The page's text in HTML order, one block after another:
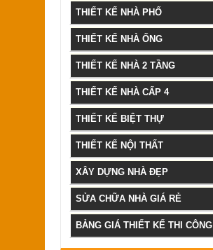
THIẾT KẾ NHÀ PHỐ
THIẾT KẾ NHÀ ỐNG
THIẾT KẾ NHÀ 2 TẦNG
THIẾT KẾ NHÀ CẤP 4
THIẾT KẾ BIỆT THỰ
THIẾT KẾ NỘI THẤT
XÂY DỰNG NHÀ ĐẸP
SỬA CHỮA NHÀ GIÁ RẺ
BẢNG GIÁ THIẾT KẾ THI CÔNG